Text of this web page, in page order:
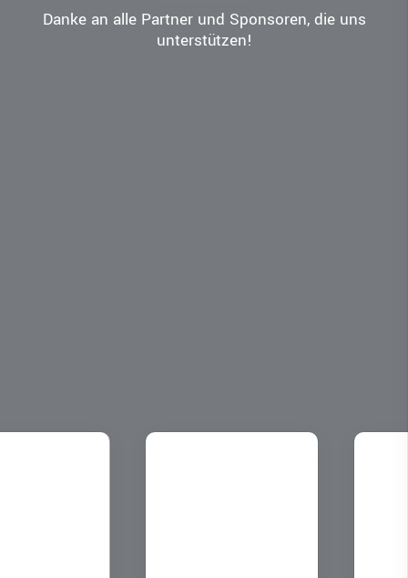
Danke an alle Partner und Sponsoren, die uns
unterstützen!